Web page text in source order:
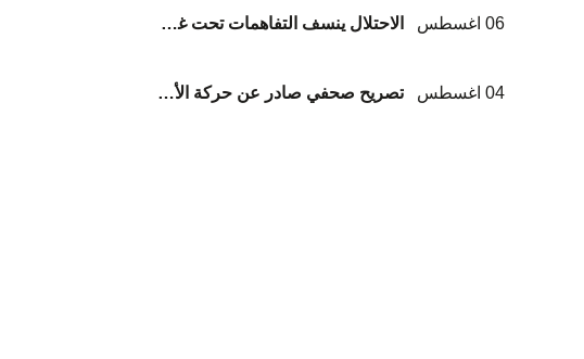
06 اغسطس الاحتلال ينسف التفاهمات تحت غطاء الإفلات من العقاب... وعلى الوسطاء الانتقال من الإدانة إلى الإلزام*
04 اغسطس تصريح صحفي صادر عن حركة الأحرار الفلسطينية بشأن تشيع شهداء عائلة أبوشريعة والحساينة